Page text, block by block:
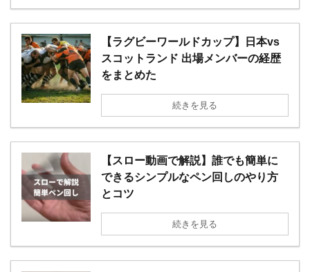
【ラグビーワールドカップ】日本vs
スコットランド 出場メンバーの経歴
をまとめた
続きを見る
【スロー動画で解説】誰でも簡単に
できるシンプルなペン回しのやり方
とコツ
続きを見る